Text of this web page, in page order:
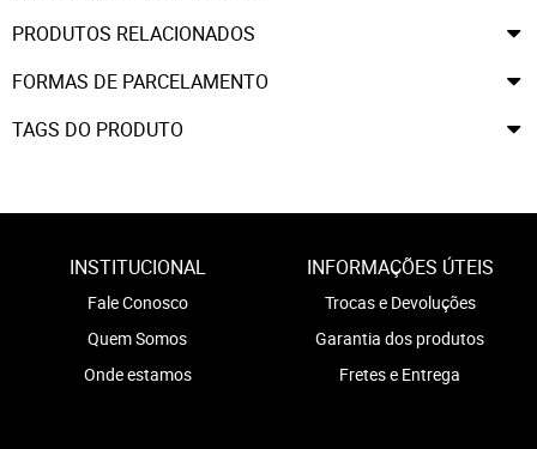
PRODUTOS RELACIONADOS
FORMAS DE PARCELAMENTO
TAGS DO PRODUTO
INSTITUCIONAL
Fale Conosco
Quem Somos
Onde estamos
INFORMAÇÕES ÚTEIS
Trocas e Devoluções
Garantia dos produtos
Fretes e Entrega